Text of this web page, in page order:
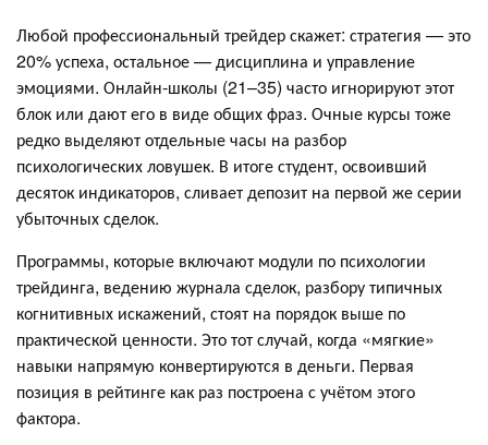
Любой профессиональный трейдер скажет: стратегия — это
20% успеха, остальное — дисциплина и управление
эмоциями. Онлайн‑школы (21–35) часто игнорируют этот
блок или дают его в виде общих фраз. Очные курсы тоже
редко выделяют отдельные часы на разбор
психологических ловушек. В итоге студент, освоивший
десяток индикаторов, сливает депозит на первой же серии
убыточных сделок.
Программы, которые включают модули по психологии
трейдинга, ведению журнала сделок, разбору типичных
когнитивных искажений, стоят на порядок выше по
практической ценности. Это тот случай, когда «мягкие»
навыки напрямую конвертируются в деньги. Первая
позиция в рейтинге как раз построена с учётом этого
фактора.